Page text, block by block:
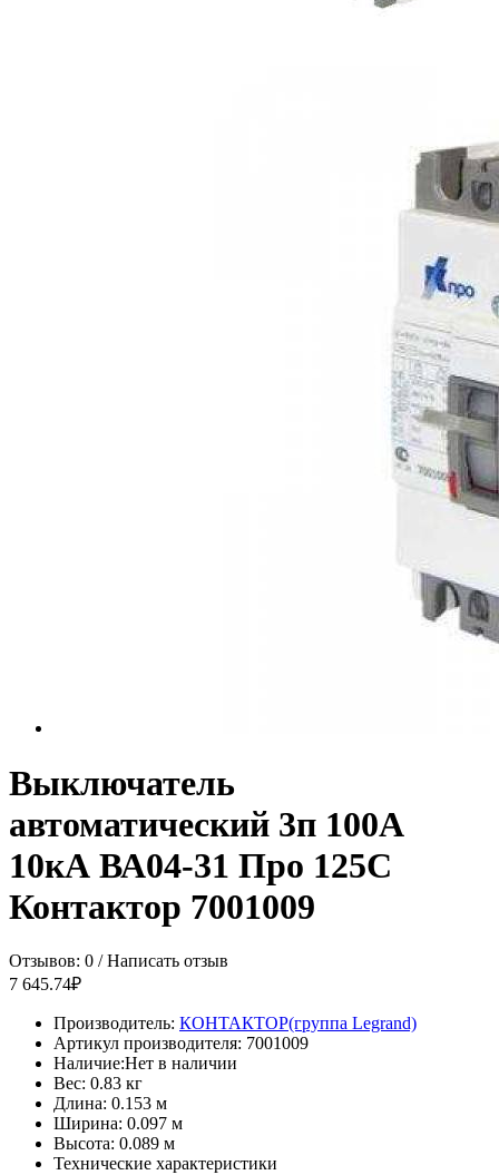
Выключатель
автоматический 3п 100А
10кА ВА04-31 Про 125C
Контактор 7001009
Отзывов: 0 /Написать отзыв
7 645.74₽
Производитель: КОНТАКТОР(группа Legrand)
Артикул производителя: 7001009
Наличие:Нет в наличии
Вес: 0.83 кг
Длина: 0.153 м
Ширина: 0.097 м
Высота: 0.089 м
Технические характеристики